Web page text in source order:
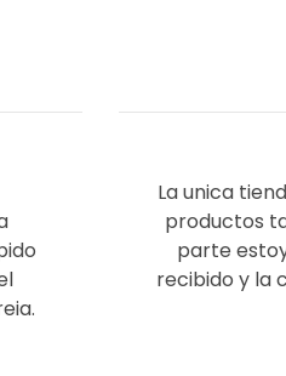
La unica
productos
parte
recibido y la